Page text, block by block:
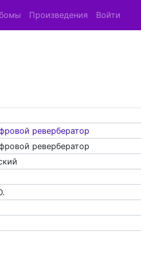
Произведения Войти
ревербератор
ревербератор